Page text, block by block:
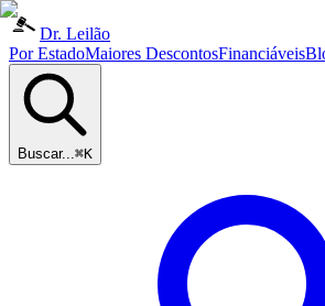
Dr. Leilão
Por EstadoMaiores DescontosFinanciáveis
Buscar...⌘K